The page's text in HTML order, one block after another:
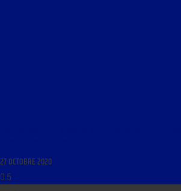
27 OCTOBRE 2020